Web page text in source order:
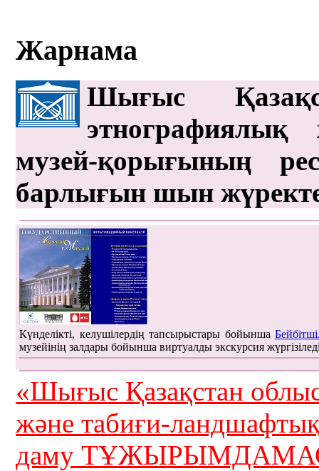
Жарнама
Шығыс
этнографиялық
музей-қорығының
барлығын шын
Күнделікті, келушілердің тапсырыстары бойынша
музейінің залдары бойынша виртуалды экскурсия
«Шығыс Қазақстан
және табиғи-
даму